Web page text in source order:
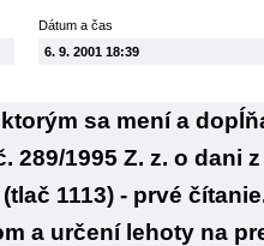
Dátum a čas
6. 9. 2001 18:39
sa mení a
289/1995 Z. z. o dani
1113) - prvé
a určení lehoty na